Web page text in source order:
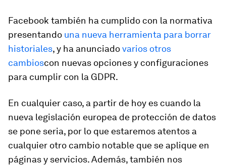
Facebook también ha cumplido con la normativa
presentando una nueva herramienta para borrar
historiales, y ha anunciadovarios otros
cambioscon nuevas opciones y configuraciones
para cumplir con la GDPR.
En cualquier caso, a partir de hoy es cuando la
nueva legislación europea de protección de datos
se pone seria, por lo que estaremos atentos a
cualquier otro cambio notable que se aplique en
páginas y servicios. Además, también nos